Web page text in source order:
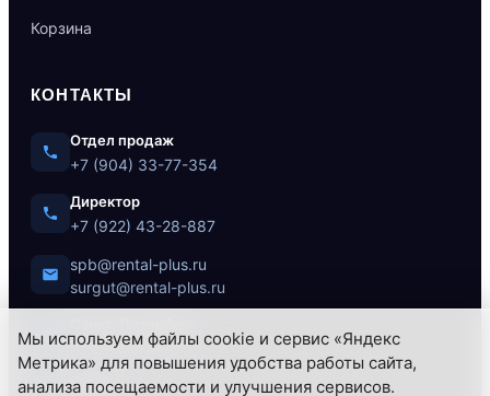
Корзина
КОНТАКТЫ
Отдел продаж
+7 (904) 33-77-354
Директор
+7 (922) 43-28-887
spb@rental-plus.ru
surgut@rental-plus.ru
ул. Литовская, 10
Сургут
Мы используем файлы cookie и сервис «Яндекс
Метрика» для повышения удобства работы сайта,
анализа посещаемости и улучшения сервисов.